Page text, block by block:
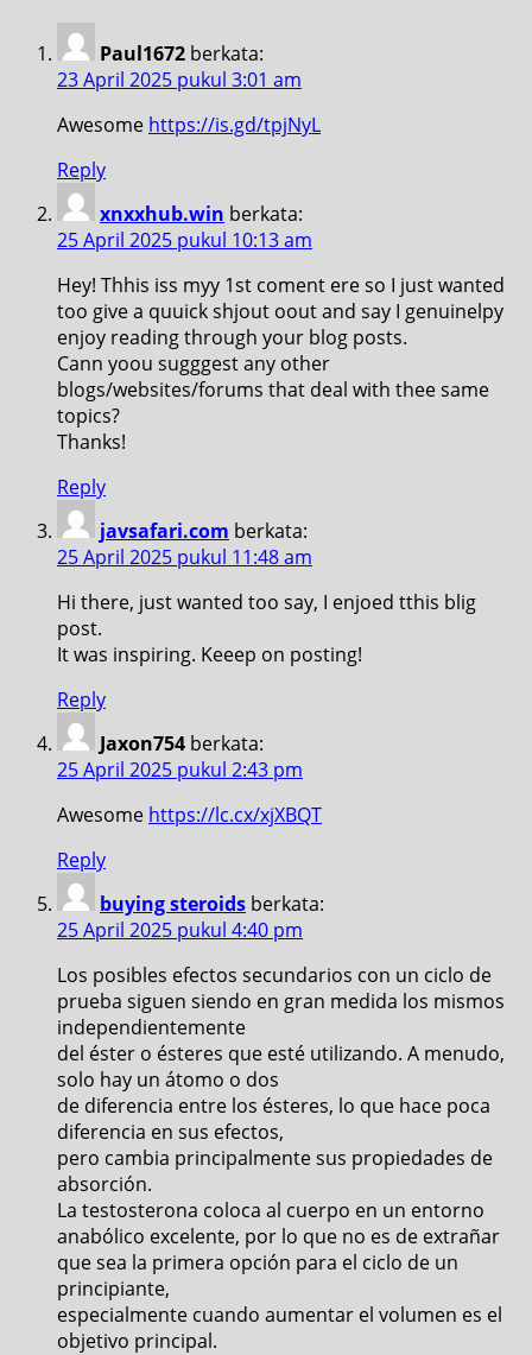
Paul1672 berkata:
23 April 2025 pukul 3:01 am
Awesome https://is.gd/tpjNyL
Reply
xnxxhub.win berkata:
25 April 2025 pukul 10:13 am
Hey! Thhis iss myy 1st coment ere so I just wanted
too give a quuick shjout oout and say I genuinelpy
enjoy reading through your blog posts.
Cann yoou sugggest any other
blogs/websites/forums that deal with thee same
topics?
Thanks!
Reply
javsafari.com berkata:
25 April 2025 pukul 11:48 am
Hi there, just wanted too say, I enjoed tthis blig
post.
It was inspiring. Keeep on posting!
Reply
Jaxon754 berkata:
25 April 2025 pukul 2:43 pm
Awesome https://lc.cx/xjXBQT
Reply
buying steroids berkata:
25 April 2025 pukul 4:40 pm
Los posibles efectos secundarios con un ciclo de
prueba siguen siendo en gran medida los mismos
independientemente
del éster o ésteres que esté utilizando. A menudo,
solo hay un átomo o dos
de diferencia entre los ésteres, lo que hace poca
diferencia en sus efectos,
pero cambia principalmente sus propiedades de
absorción.
La testosterona coloca al cuerpo en un entorno
anabólico excelente, por lo que no es de extrañar
que sea la primera opción para el ciclo de un
principiante,
especialmente cuando aumentar el volumen es el
objetivo principal.